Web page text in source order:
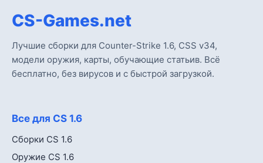
CS-Games.net
Лучшие сборки для Counter-Strike 1.6, CSS v34,
модели оружия, карты, обучающие статьив. Всё
бесплатно, без вирусов и с быстрой загрузкой.
Все для CS 1.6
Сборки CS 1.6
Оружие CS 1.6